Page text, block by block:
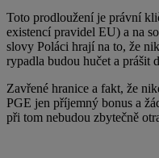
Toto prodloužení je právní
existencí pravidel EU) a na
slovy Poláci hrají na to, že
rypadla budou hučet a prášit
Zavřené hranice a fakt, že
PGE jen příjemný bonus a
při tom nebudou zbytečně